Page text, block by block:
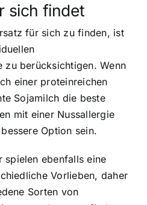
sich findet
für sich zu finden, ist
zu berücksichtigen. Wenn
einer proteinreichen
Sojamilch die beste
mit einer Nussallergie
Option sein.
spielen ebenfalls eine
Vorlieben, daher
Sorten von